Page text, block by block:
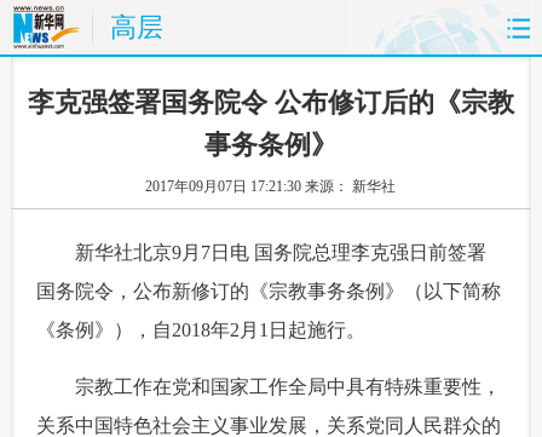
高层
首页 时政 国际 财经
体育 人事
时尚 思客 地方 法治
科技 能源 房产
图片 视频 彩票 食品
李克强签署国务院令 公布修订后的《宗教
事务条例》
2017年09月07日 17:21:30来源： 新华社
新华社北京9月7日电 国务院总理李克强日前签署
国务院令，公布新修订的《宗教事务条例》（以下简称
《条例》），自2018年2月1日起施行。
宗教工作在党和国家工作全局中具有特殊重要性，
关系中国特色社会主义事业发展，关系党同人民群众的